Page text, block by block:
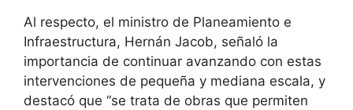
Al respecto, el ministro de Planeamiento e
Infraestructura, Hernán Jacob, señaló la
importancia de continuar avanzando con estas
intervenciones de pequeña y mediana escala, y
destacó que “se trata de obras que permiten